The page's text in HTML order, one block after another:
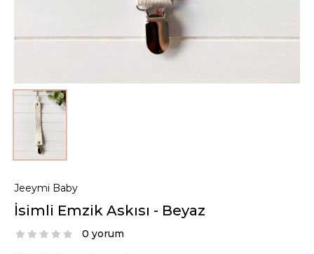
Jeeymi Baby
İsimli Emzik Askısı - Beyaz
0 yorum